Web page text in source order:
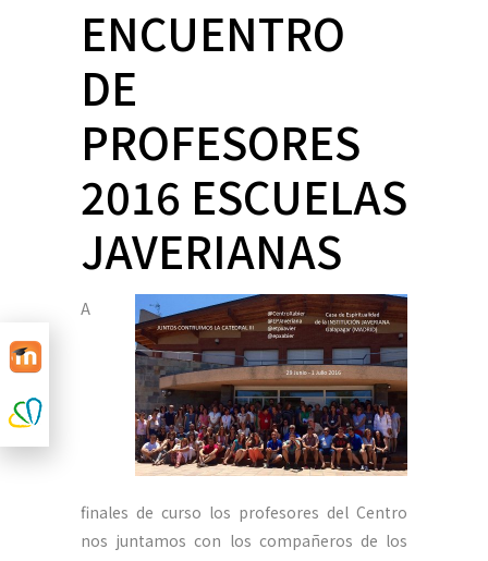
ENCUENTRO
DE
PROFESORES
2016 ESCUELAS
JAVERIANAS
A
finales de curso los profesores del Centro
nos juntamos con los compañeros de los